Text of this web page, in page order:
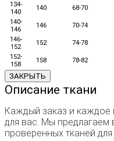
134-
140
140 68-70
140-
146
146 70-74
146-
152
152 74-78
152-
158
158 78-82
ЗАКРЫТЬ
Описание ткани
Каждый заказ и
для вас. Мы предлагаем
проверенных тканей